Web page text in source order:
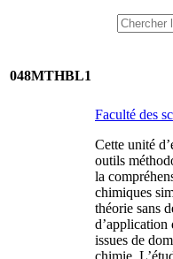
048MTHBL1
Faculté des
Cette unité
outils
la
chimiques
théorie sans
d’application
issues de
chimie.